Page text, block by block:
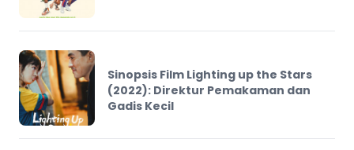
Sinopsis Film Lighting up the Stars
(2022): Direktur Pemakaman dan
Gadis Kecil